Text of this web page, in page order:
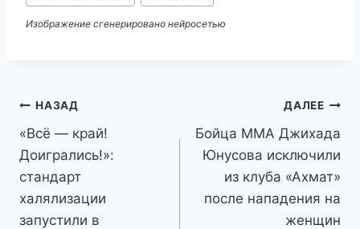
Изображение сгенерировано нейросетью
Навигация
по
записям
НАЗАД
«Всё — край!
Доигрались!»:
стандарт
халялизации
запустили в
ДАЛЕЕ
Бойца ММА Джихада
Юнусова исключили
из клуба «Ахмат»
после нападения на
женщин